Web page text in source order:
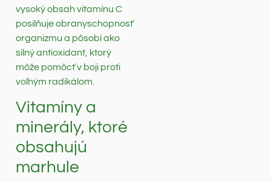
vysoký obsah vitamínu C
posilňuje obranyschopnosť
organizmu a pôsobí ako
silný antioxidant, ktorý
môže pomôcť v boji proti
voľným radikálom.
Vitamíny a
minerály, ktoré
obsahujú
marhule